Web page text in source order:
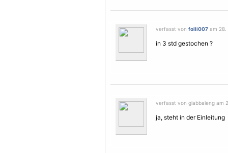
verfasst von folli007 am 28.
in 3 std gestochen ?
verfasst von glabbaleng am
ja, steht in der Einleitung